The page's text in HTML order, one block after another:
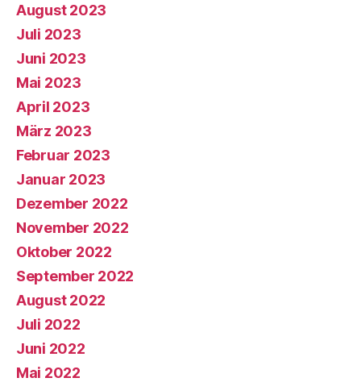
August 2023
Juli 2023
Juni 2023
Mai 2023
April 2023
März 2023
Februar 2023
Januar 2023
Dezember 2022
November 2022
Oktober 2022
September 2022
August 2022
Juli 2022
Juni 2022
Mai 2022